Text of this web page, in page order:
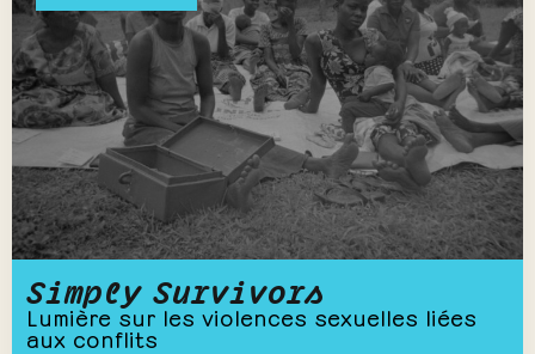
Simply Survivors
Lumière sur les violences sexuelles liées
aux conflits